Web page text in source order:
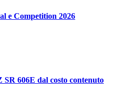
e Competition 2026
606E dal costo contenuto